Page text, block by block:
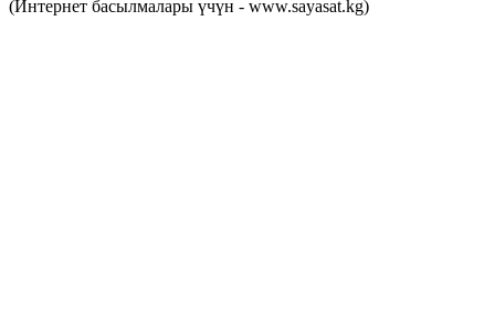
(Интернет басылмалары үчүн - www.sayasat.kg)